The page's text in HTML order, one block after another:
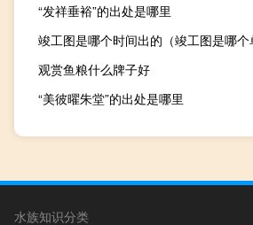
“发祥垂裕”的出处是哪里
竣工图是哪个时间出的（竣工图是哪个
观赏鱼粮什么牌子好
“美彼曜朱堂”的出处是哪里
水族知识分类